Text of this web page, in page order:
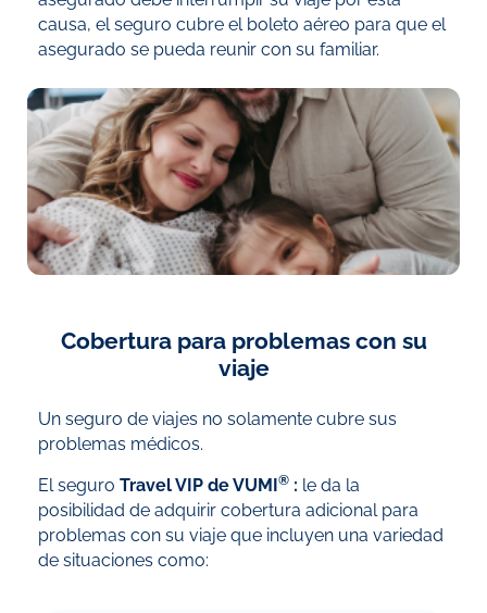
causa, el seguro cubre el boleto aéreo para que el
asegurado se pueda reunir con su familiar.
Cobertura para problemas con su
viaje
Un seguro de viajes no solamente cubre sus
problemas médicos.
El seguro Travel VIP deVUMI® : le da la
posibilidad de adquirir cobertura adicional para
problemas con su viaje que incluyen una variedad
de situaciones como: